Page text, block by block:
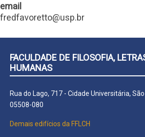
email
fredfavoretto@usp.br
FACULDADE DE FILOSOFIA,
HUMANAS
Rua do Lago, 717 - Cidade Universitária, São
05508-080
Demais edifícios da FFLCH